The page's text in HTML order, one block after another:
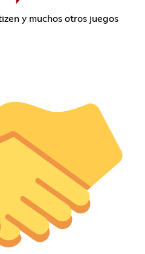
y muchos otros juegos